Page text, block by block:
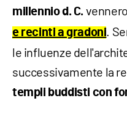
millennio d. C.
e recinti a gradoni.
le influenze
successivamente la
templi buddisti con